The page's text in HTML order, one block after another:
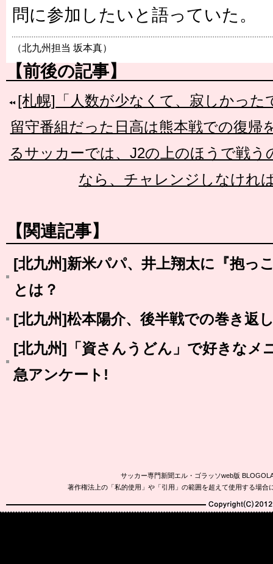
問に参加したいと語っていた。
（北九州担当 坂本真）
【前後の記事】
[札幌]「人数が少なくて、寂しかった
留守番組だった日高は熊本戦での復帰
るサッカーでは、J2の上のほうで戦う
なら、チャレンジしなけれ
【関連記事】
[北九州]新米パパ、井上翔太に『抱っ
とは？
[北九州]松本陽介、後半戦での巻き返
[北九州]「資さんうどん」で好きなメ
急アンケート!
サッカー専門新聞エル・ゴラッソweb版
著作権法上の「私的使用」や「引用」の範囲を超えて使用する場
Copyright(C)2010-